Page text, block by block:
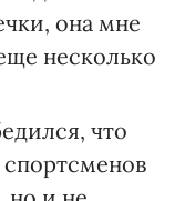
она мне
несколько
что